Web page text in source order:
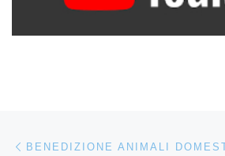
Navigazione articoli